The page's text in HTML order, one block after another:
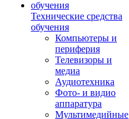
Технические средства
обучения
Компьютеры и
периферия
Телевизоры и
медиа
Аудиотехника
Фото- и видио
аппаратура
Мультимедийные